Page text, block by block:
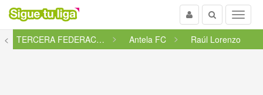
Menu
Buscar
Usuario
<
TERCERA FEDERACIÓN - GRUPO 1 Antela FC Raúl Lorenzo